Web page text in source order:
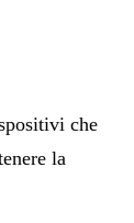
che
la